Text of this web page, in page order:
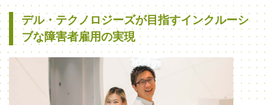
デル・テクノロジーズが目指すインクルーシ
ブな障害者雇用の実現